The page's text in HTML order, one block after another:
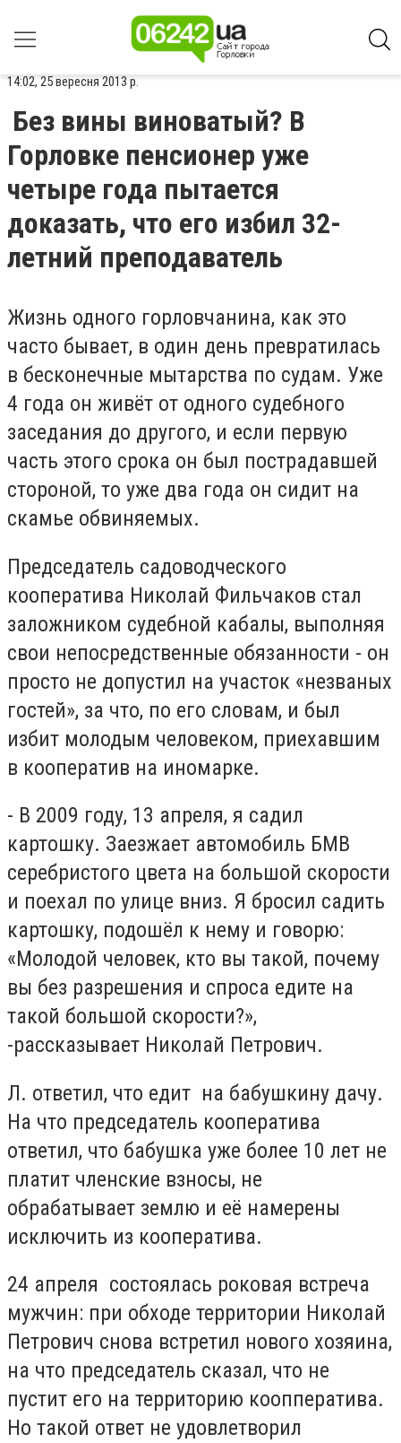
14:02, 25 вересня 2013 р.
Без вины виноватый? В
Горловке пенсионер уже
четыре года пытается
доказать, что его избил 32-
летний преподаватель
Жизнь одного горловчанина, как это
часто бывает, в один день превратилась
в бесконечные мытарства по судам. Уже
4 года он живёт от одного судебного
заседания до другого, и если первую
часть этого срока он был пострадавшей
стороной, то уже два года он сидит на
скамье обвиняемых.
Председатель садоводческого
кооператива Николай Фильчаков стал
заложником судебной кабалы, выполняя
свои непосредственные обязанности - он
просто не допустил на участок «незваных
гостей», за что, по его словам, и был
избит молодым человеком, приехавшим
в кооператив на иномарке.
- В 2009 году, 13 апреля, я садил
картошку. Заезжает автомобиль БМВ
серебристого цвета на большой скорости
и поехал по улице вниз. Я бросил садить
картошку, подошёл к нему и говорю:
«Молодой человек, кто вы такой, почему
вы без разрешения и спроса едите на
такой большой скорости?»,
-рассказывает Николай Петрович.
Л. ответил, что едит на бабушкину дачу.
На что председатель кооператива
ответил, что бабушка уже более 10 лет не
платит членские взносы, не
обрабатывает землю и её намерены
исключить из кооператива.
24 апреля состоялась роковая встреча
мужчин: при обходе территории Николай
Петрович снова встретил нового хозяина,
на что председатель сказал, что не
пустит его на территорию коопператива.
Но такой ответ не удовлетворил